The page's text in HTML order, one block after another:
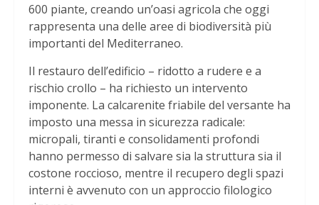
600 piante, creando un’oasi agricola che oggi
rappresenta una delle aree di biodiversità più
importanti del Mediterraneo.
Il restauro dell’edificio – ridotto a rudere e a
rischio crollo – ha richiesto un intervento
imponente. La calcarenite friabile del versante ha
imposto una messa in sicurezza radicale:
micropali, tiranti e consolidamenti profondi
hanno permesso di salvare sia la struttura sia il
costone roccioso, mentre il recupero degli spazi
interni è avvenuto con un approccio filologico